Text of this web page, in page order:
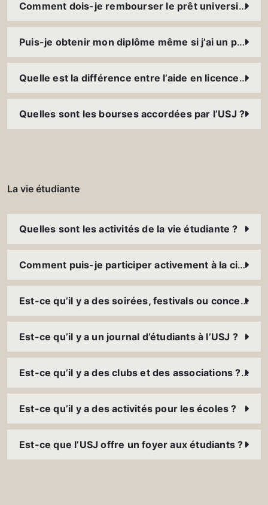
Comment dois-je rembourser le prêt universitaire ? Dois-je payer des intérêts ? Quelle garantie faut-il présenter ?
Puis-je obtenir mon diplôme même si j’ai un prêt à rembourser ?
Quelle est la différence entre l’aide en licence et celle en master ?
Quelles sont les bourses accordées par l’USJ ?
La vie étudiante
Quelles sont les activités de la vie étudiante ?
Comment puis-je participer activement à la citoyenneté ?
Est-ce qu’il y a des soirées, festivals ou concerts à l’USJ ?
Est-ce qu’il y a un journal d’étudiants à l’USJ ?
Est-ce qu’il y a des clubs et des associations ? Comment puis-je y participer ?
Est-ce qu’il y a des activités pour les écoles ?
Est-ce que l’USJ offre un foyer aux étudiants ?